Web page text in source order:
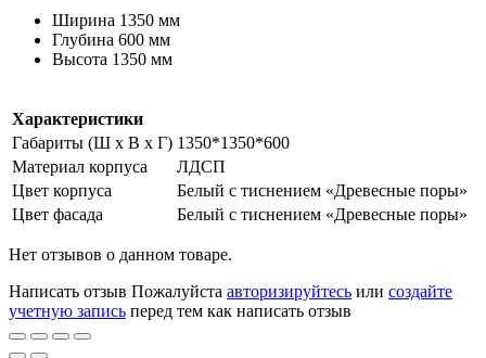
Ширина 1350 мм
Глубина 600 мм
Высота 1350 мм
Характеристики
Габариты (Ш x В x Г) 1350*1350*600
Материал корпуса
ЛДСП
Цвет корпуса
Белый с тиснением «Древесные поры»
Цвет фасада
Белый с тиснением «Древесные поры»
Нет отзывов о данном товаре.
Написать отзыв Пожалуйста авторизируйтесь или создайте
учетную запись перед тем как написать отзыв